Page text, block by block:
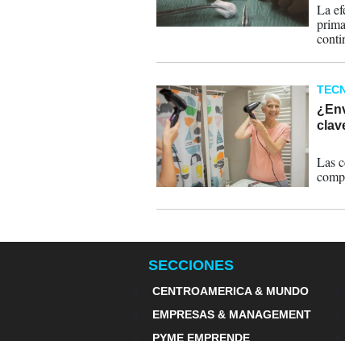
La
Las
SECCIONES
CENTROAMERICA & MUNDO
EMPRESAS & MANAGEMENT
PYME EMPRENDE